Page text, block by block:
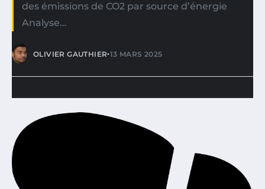
des émissions de CO2 par source d’énergie
Analyse…
OLIVIER GAUTHIER•13 MARS 2025